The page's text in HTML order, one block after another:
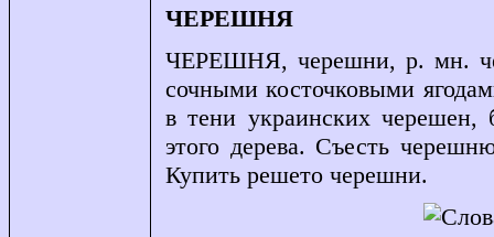
ЧЕРЕШНЯ
ЧЕРЕШНЯ, черешни, р. мн.
сочными косточковыми
в тени украинских
этого дерева. Съесть
Купить решето черешни.